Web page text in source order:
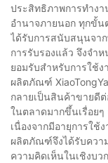
ประสิทธิภาพการทำงา
อำนาจภายนอก ทุกขั้น
ได้รับการสนับสนุนจา
การรับรองแล้ว จึงจำ
ยอมรับสำหรับการใช้ง
ผลิตภัณฑ์
กลายเป็นสินค้าขายดี
ในตลาดมากขึ้นเรื่อย
เนื่องจากมีอายุการใ
ผลิตภัณฑ์จึงได้รับควา
ความคิดเห็นในเชิงบว